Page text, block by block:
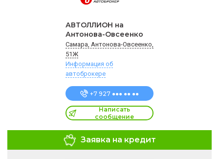
АВТОЛЛИОН на
Антонова-Овсеенко
Самара, Антонова-Овсеенко,
51Ж
Информация об
автоброкере
+7 927 ●●● ●● ●●
Написать
сообщение
Заявка на кредит